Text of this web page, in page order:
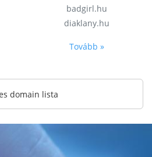
badgirl.hu
diaklany.hu
Tovább »
domain lista